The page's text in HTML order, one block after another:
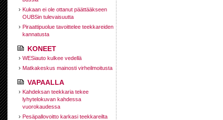
Kukaan ei ole ottanut päättääkseen
OUBSin tulevaisuutta
Piraattipuolue tavoittelee teekkareiden
kannatusta
KONEET
WESiauto kulkee vedellä
Matkakeskus mainosti virheilmoitusta
VAPAALLA
Kahdeksan teekkaria tekee
lyhytelokuvan kahdessa
vuorokaudessa
Pesäpallovoitto karkasi teekkareilta